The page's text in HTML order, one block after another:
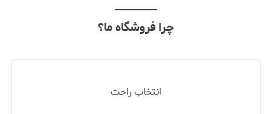
چرا فروشگاه ما؟
انتخاب راحت